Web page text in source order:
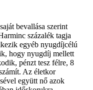
bevallása szerint
százalék tagja
egyéb nyugdíjcélú
hogy nyugdíj mellett
pénzt tesz félre, 8
Az életkor
együtt nő azok